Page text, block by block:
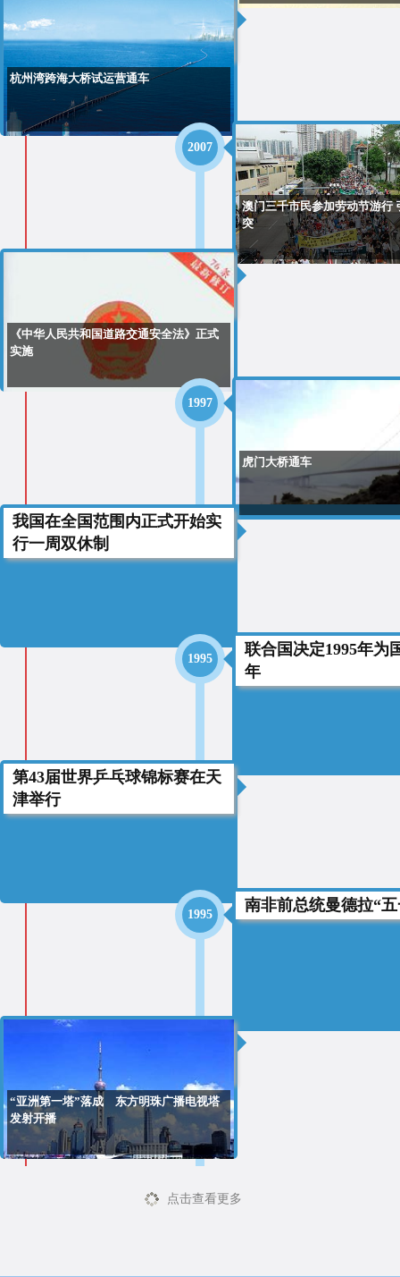
2008
杭州湾跨海大桥试运营通车
2007
澳门三千市民参加劳动节游行
突
2004
《中华人民共和国道路交通安全法》正式
实施
1997
虎门大桥通车
1995
我国在全国范围内正式开始实
行一周双休制
1995
联合国决定1995年为
年
1995
第43届世界乒乓球锦标赛在天
津举行
1995
南非前总统曼德拉“
“亚洲第一塔”落成 东方明珠广播电视塔
发射开播
点击查看更多